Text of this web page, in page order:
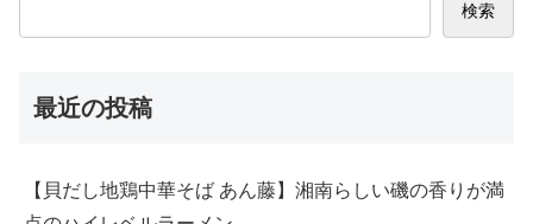
検索
最近の投稿
【貝だし地鶏中華そば あん藤】湘南らしい磯の香りが満